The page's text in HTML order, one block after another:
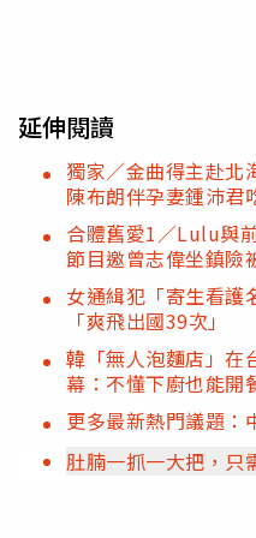
延伸閱讀
獨家／金曲得主赴
陳布朗伴孕妻鍾沛君
合體舊愛1／Lulu與
節目邀曾志偉坐鎮險
女通緝犯「寄生看護
「爽飛出國39次」
韓「無人泡麵店」
幕：不懂下廚也能開
更多最新熱門議題：
肚腩一抓一大把，只